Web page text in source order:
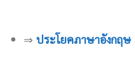
⇒ ประโยคภาษาอังกฤษ